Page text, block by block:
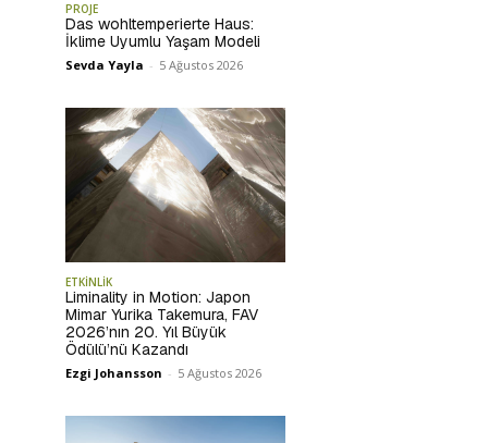
PROJE
Das wohltemperierte Haus:
İklime Uyumlu Yaşam Modeli
Sevda Yayla - 5 Ağustos 2026
ETKİNLİK
Liminality in Motion: Japon
Mimar Yurika Takemura, FAV
2026’nın 20. Yıl Büyük
Ödülü’nü Kazandı
Ezgi Johansson - 5 Ağustos 2026